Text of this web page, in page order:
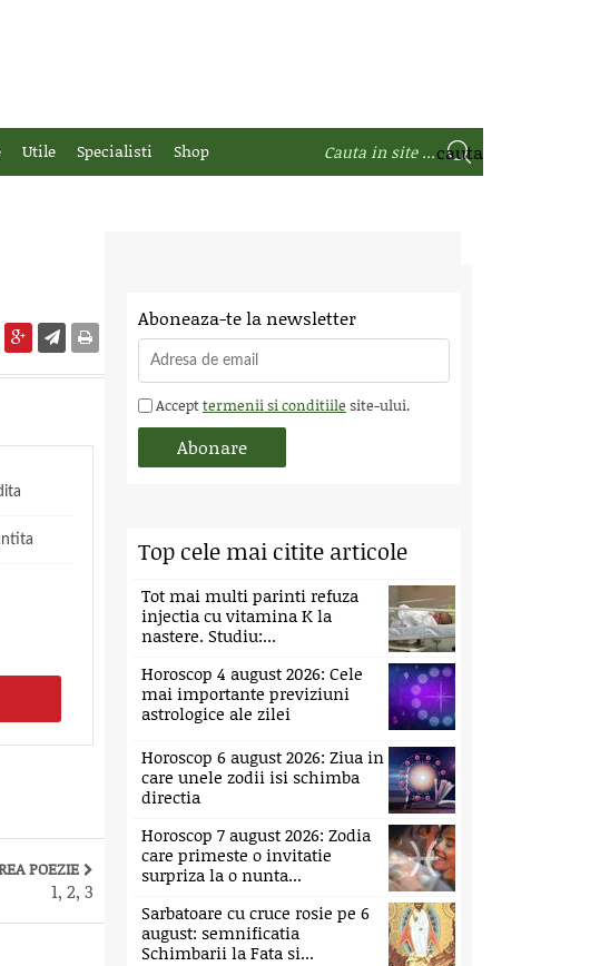
Utile Specialisti Shop
POEZIE
1, 2, 3
Aboneaza-te la newsletter
Accepttermenii si conditiile site-ului.
Top cele mai citite articole
Tot mai multi parinti refuza
injectia cu vitamina K la
nastere. Studiu:...
Horoscop 4 august 2026: Cele
mai importante previziuni
astrologice ale zilei
Horoscop 6 august 2026: Ziua in
care unele zodii isi schimba
directia
Horoscop 7 august 2026: Zodia
care primeste o invitatie
surpriza la o nunta...
Sarbatoare cu cruce rosie pe 6
august: semnificatia
Schimbarii la Fata si...